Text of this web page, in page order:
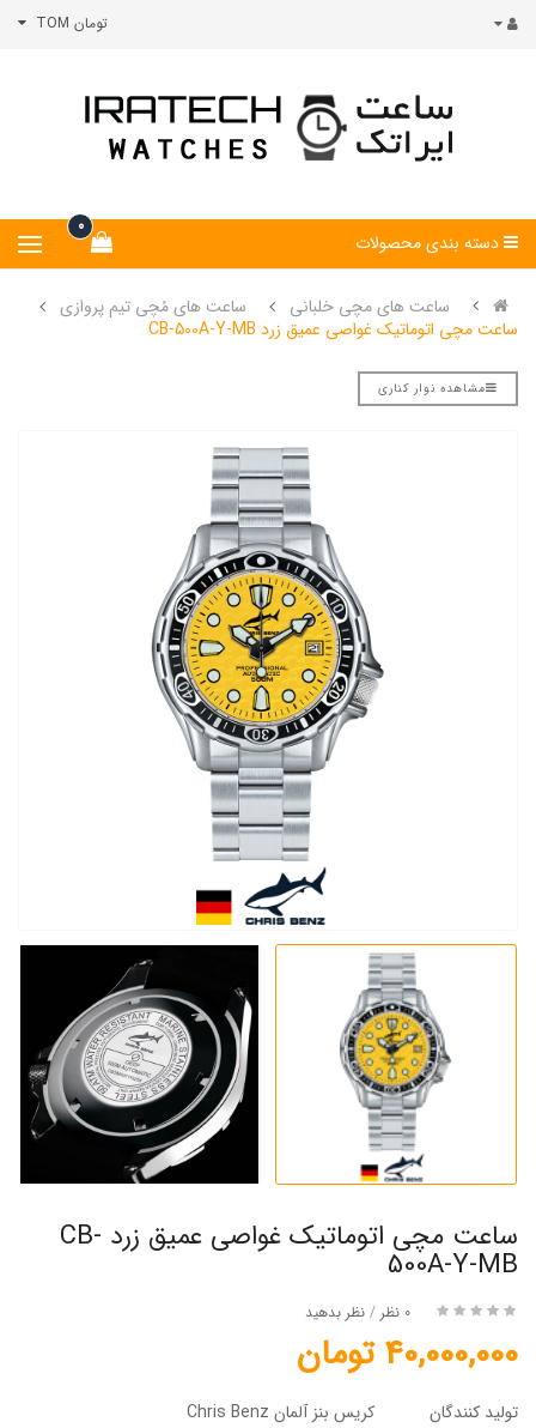
تومان TOM
0
دسته بندی محصولات
ساعت های مچی خلبانی
ساعت های مُچی تیم پروازی
ساعت مچی اتوماتیک غواصی عمیق زرد CB-500A-Y-MB
مشاهده نوار کناری
ساعت مچی اتوماتیک غواصی عمیق زرد CB-
500A-Y-MB
0 نظر / نظر بدهید
40,000,000 تومان
تولید کنندگان
کریس بنز آلمان Chris Benz